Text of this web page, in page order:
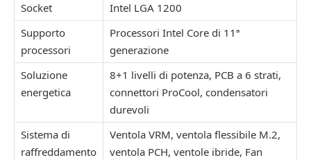
Socket
Intel LGA 1200
Supporto
processori
Processori Intel Core di 11ª
generazione
Soluzione
energetica
8+1 livelli di potenza, PCB a 6 strati,
connettori ProCool, condensatori
durevoli
Sistema di
raffreddamento
Ventola VRM, ventola flessibile M.2,
ventola PCH, ventole ibride, Fan